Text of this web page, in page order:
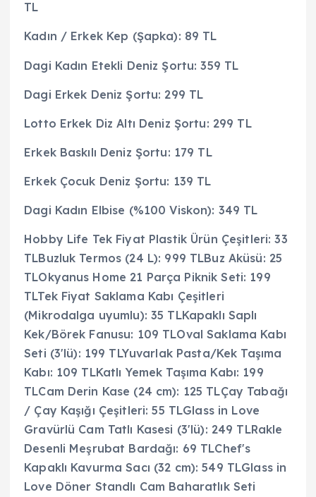
TL
Kadın / Erkek Kep (Şapka): 89 TL
Dagi Kadın Etekli Deniz Şortu: 359 TL
Dagi Erkek Deniz Şortu: 299 TL
Lotto Erkek Diz Altı Deniz Şortu: 299 TL
Erkek Baskılı Deniz Şortu: 179 TL
Erkek Çocuk Deniz Şortu: 139 TL
Dagi Kadın Elbise (%100 Viskon): 349 TL
Hobby Life Tek Fiyat Plastik Ürün Çeşitleri: 33
TLBuzluk Termos (24 L): 999 TLBuz Aküsü: 25
TLOkyanus Home 21 Parça Piknik Seti: 199
TLTek Fiyat Saklama Kabı Çeşitleri
(Mikrodalga uyumlu): 35 TLKapaklı Saplı
Kek/Börek Fanusu: 109 TLOval Saklama Kabı
Seti (3'lü): 199 TLYuvarlak Pasta/Kek Taşıma
Kabı: 109 TLKatlı Yemek Taşıma Kabı: 199
TLCam Derin Kase (24 cm): 125 TLÇay Tabağı
/ Çay Kaşığı Çeşitleri: 55 TLGlass in Love
Gravürlü Cam Tatlı Kasesi (3'lü): 249 TLRakle
Desenli Meşrubat Bardağı: 69 TLChef's
Kapaklı Kavurma Sacı (32 cm): 549 TLGlass in
Love Döner Standlı Cam Baharatlık Seti